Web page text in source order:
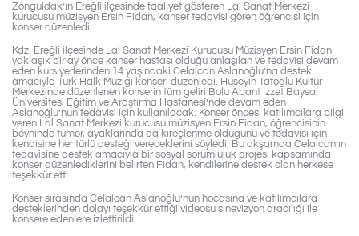
Zonguldak’ın Ereğli ilçesinde faaliyet gösteren Lal Sanat Merkezi
kurucusu müzisyen Ersin Fidan, kanser tedavisi gören öğrencisi için
konser düzenledi.
Kdz. Ereğli ilçesinde Lal Sanat Merkezi Kurucusu Müzisyen Ersin Fidan
yaklaşık bir ay önce kanser hastası olduğu anlaşılan ve tedavisi devam
eden kursiyerlerinden 14 yaşındaki Celalcan Aslanoğlu’na destek
amacıyla Türk Halk Müziği konseri düzenledi. Hüseyin Tatoğlu Kültür
Merkezinde düzenlenen konserin tüm geliri Bolu Abant İzzet Baysal
Üniversitesi Eğitim ve Araştırma Hastanesi’nde devam eden
Aslanoğlu’nun tedavisi için kullanılacak. Konser öncesi katılımcılara bilgi
veren Lal Sanat Merkezi kurucusu müzisyen Ersin Fidan, öğrencisinin
beyninde tümör, ayaklarında da kireçlenme olduğunu ve tedavisi için
kendisine her türlü desteği vereceklerini söyledi. Bu akşamda Celalcan’ın
tedavisine destek amacıyla bir sosyal sorumluluk projesi kapsamında
konser düzenlediklerini belirten Fidan, kendilerine destek olan herkese
teşekkür etti.
Konser sırasında Celalcan Aslanoğlu’nun hocasına ve katılımcılara
desteklerinden dolayı teşekkür ettiği videosu sinevizyon aracılığı ile
konsere edenlere izlettirildi.